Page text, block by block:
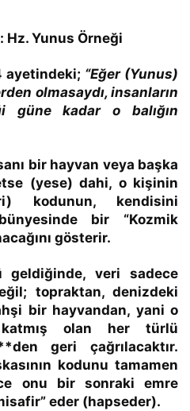
Hz. Yunus Örneği
ayetindeki; “Eğer (Yunus)
olmasaydı, insanların
güne kadar o balığın
bir hayvan veya başka
(yese) dahi, o kişinin
kodunun, kendisini
bir “Kozmik
gösterir.
geldiğinde, veri sadece
topraktan, denizdeki
bir hayvandan, yani o
olan her türlü
geri çağrılacaktır.
kodunu tamamen
onu bir sonraki emre
eder (hapseder).